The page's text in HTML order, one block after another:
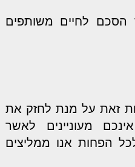
לחיים משותפים
זאת על מנת לחזק את
מעוניינים לאשר
הפחות אנו ממליצים